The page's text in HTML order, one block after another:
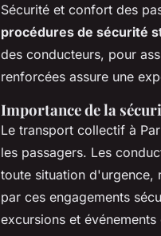
Sécurité et confort des
procédures de sécurité
des conducteurs, pour
renforcées assure une
Importance de la
Le transport collectif à
les passagers. Les
toute situation d'urgence,
par ces engagements
excursions et